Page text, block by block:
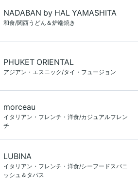
NADABAN by HAL YAMASHITA
和食/関西うどん＆炉端焼き
PHUKET ORIENTAL
アジアン・エスニック/タイ・フュージョン
morceau
イタリアン・フレンチ・洋食/カジュアルフレン
チ
LUBINA
イタリアン・フレンチ・洋食/シーフードスパニ
ッシュ＆タパス